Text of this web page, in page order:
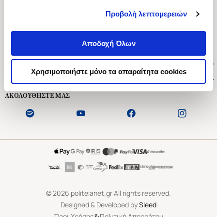
Προβολή λεπτομερειών
Αποδοχή Όλων
Χρησιμοποιήστε μόνο τα απαραίτητα cookies
Ασκληπιού 1-3, Αθήνα 106 79
Δευτέρα - Παρασκευή 09:00-21:00
Εξυπηρέτηση Πελατών
ΑΚΟΛΟΥΘΗΣΤΕ ΜΑΣ
©2026 politeianet.gr All rights reserved.
Designed & Developed bySleed